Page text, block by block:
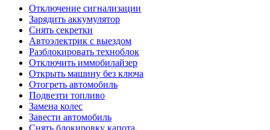
Отключение сигнализации
Зарядить аккумулятор
Снять секретки
Автоэлектрик с выездом
Разблокировать техноблок
Отключить иммобилайзер
Открыть машину без ключа
Отогреть автомобиль
Подвезти топливо
Замена колес
Завести автомобиль
Снять блокировку капота